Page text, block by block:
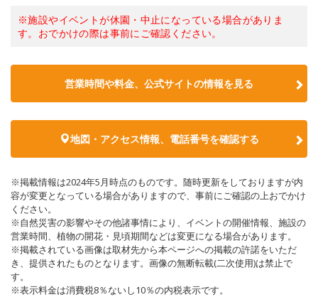
※施設やイベントが休園・中止になっている場合がありま
す。おでかけの際は事前にご確認ください。
営業時間や料金、公式サイトの情報を見る
地図・アクセス情報、電話番号を確認する
※掲載情報は2024年5月時点のものです。随時更新をしておりますが内
容が変更となっている場合がありますので、事前にご確認の上おでかけ
ください。
※自然災害の影響やその他諸事情により、イベントの開催情報、施設の
営業時間、植物の開花・見頃期間などは変更になる場合があります。
※掲載されている画像は取材先から本ページへの掲載の許諾をいただ
き、提供されたものとなります。画像の無断転載(二次使用)は禁止で
す。
※表示料金は消費税8％ないし10％の内税表示です。